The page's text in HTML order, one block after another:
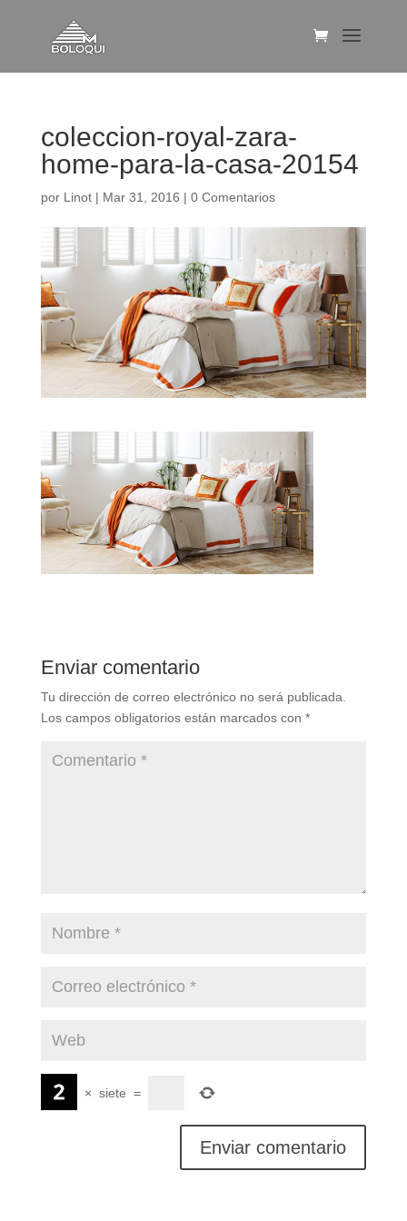
coleccion-royal-zara-
home-para-la-casa-20154
por Linot| Mar 31, 2016 | 0 Comentarios
Enviar comentario
Tu dirección de correo electrónico no será publicada.
Los campos obligatorios están marcados con *
× siete =